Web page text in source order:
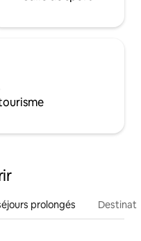
prolongés